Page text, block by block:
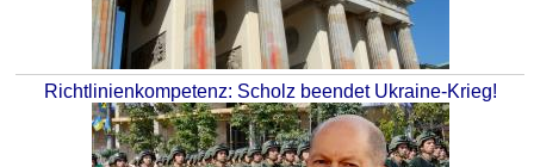
Richtlinienkompetenz: Scholz beendet Ukraine-Krieg!